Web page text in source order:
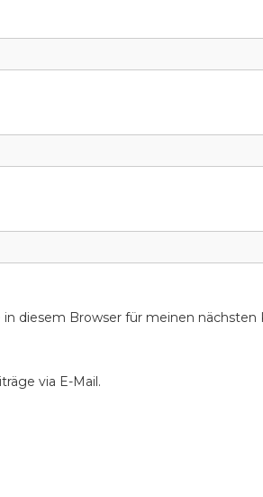
in diesem Browser für meinen
via E-Mail.